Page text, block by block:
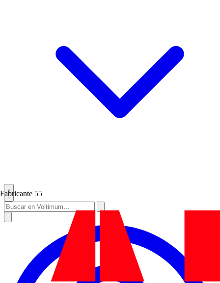
Fabricante 55